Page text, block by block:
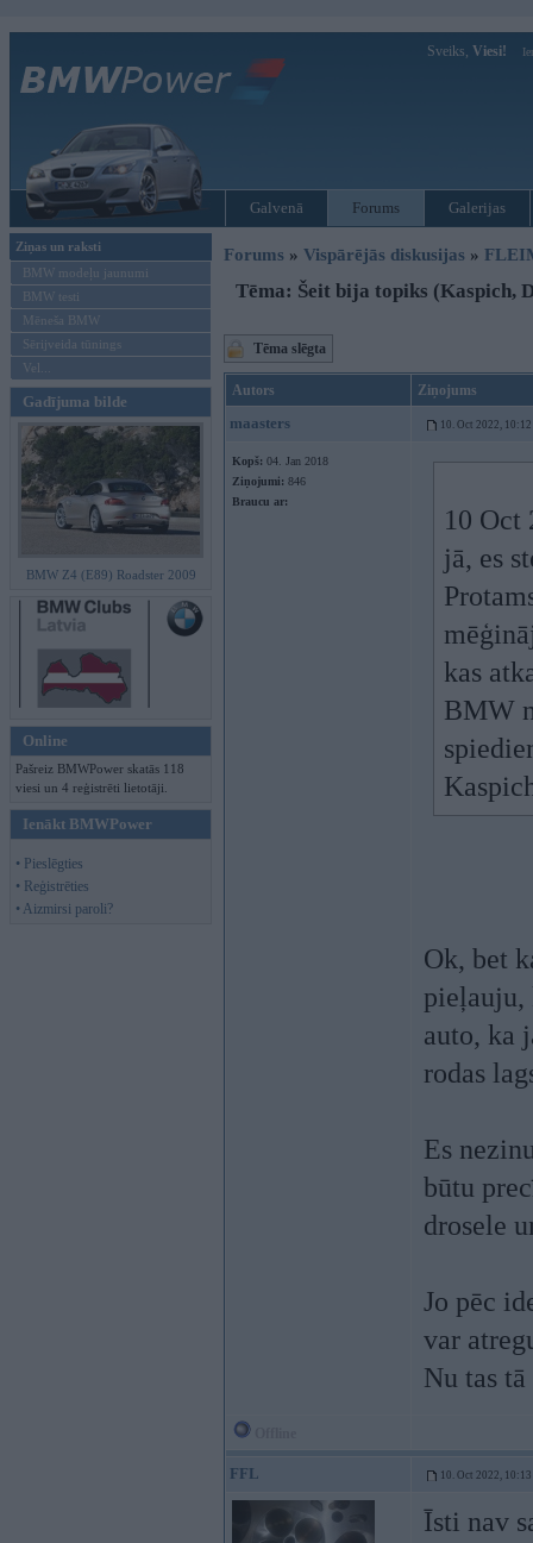
Sveiks, Viesi!
Galvenā Forums Galerijas
Ziņas un raksti
BMW modeļu jaunumi
BMW testi
Mēneša BMW
Sērijveida tūnings
Vel...
Gadījuma bilde
BMW Z4 (E89) Roadster 2009
Online
Pašreiz BMWPower skatās 118
viesi un 4 reģistrēti lietotāji.
Ienākt BMWPower
• Pieslēgties
• Reģistrēties
• Aizmirsi paroli?
Forums » Vispārējās diskusijas »
Tēma: Šeit bija topiks (Kaspich,
Tēma slēgta
Autors Ziņojums
maasters 10. Oct 2022, 10:12
Kopš: 04. Jan 2018
Ziņojumi: 846
Braucu ar:
10 Oct
jā, es
kas
BMW
Ok, bet
pieļauju,
auto, ka
rodas
Es
būtu
drosele
Jo pēc
var
Nu tas
FFL 10. Oct 2022, 10:13
Īsti nav